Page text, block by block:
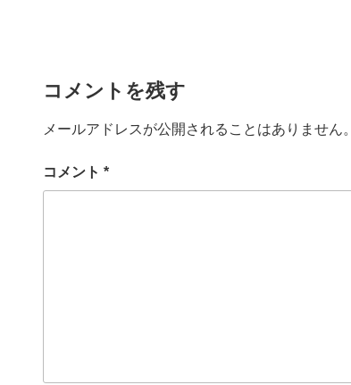
コメントを残す
メールアドレスが公開されることはありません。
コメント *